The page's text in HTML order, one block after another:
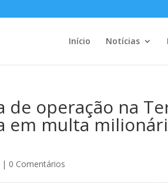
Início Notícias
de operação na
em multa
| 0 Comentários